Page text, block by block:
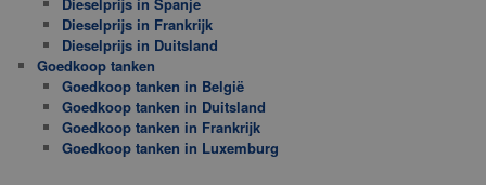
Dieselprijs in Frankrijk
Dieselprijs in Duitsland
Goedkoop tanken
Goedkoop tanken in België
Goedkoop tanken in Duitsland
Goedkoop tanken in Frankrijk
Goedkoop tanken in Luxemburg